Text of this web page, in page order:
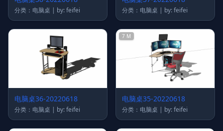
分类：电脑桌 | by: feifei 分类：电脑桌 | by: feifei
电脑桌36-20220618
分类：电脑桌 | by: feifei
7 M
电脑桌35-20220618
分类：电脑桌 | by: feifei